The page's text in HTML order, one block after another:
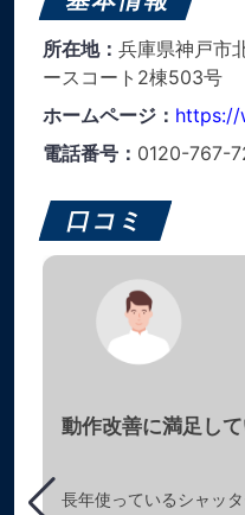
所在地： 兵庫県神戸市
ースコート2棟503号
ホームページ： https://
電話番号： 0120-767-
口コミ
動作改善に満足し
長年使っているシャッ